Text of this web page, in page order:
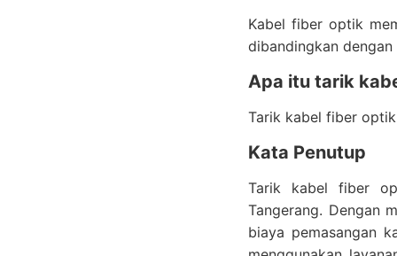
Kabel fiber optik
dibandingkan
Apa itu tarik
Tarik kabel fiber
Kata Penutup
Tarik kabel fiber
Tangerang. Dengan
biaya pemasangan